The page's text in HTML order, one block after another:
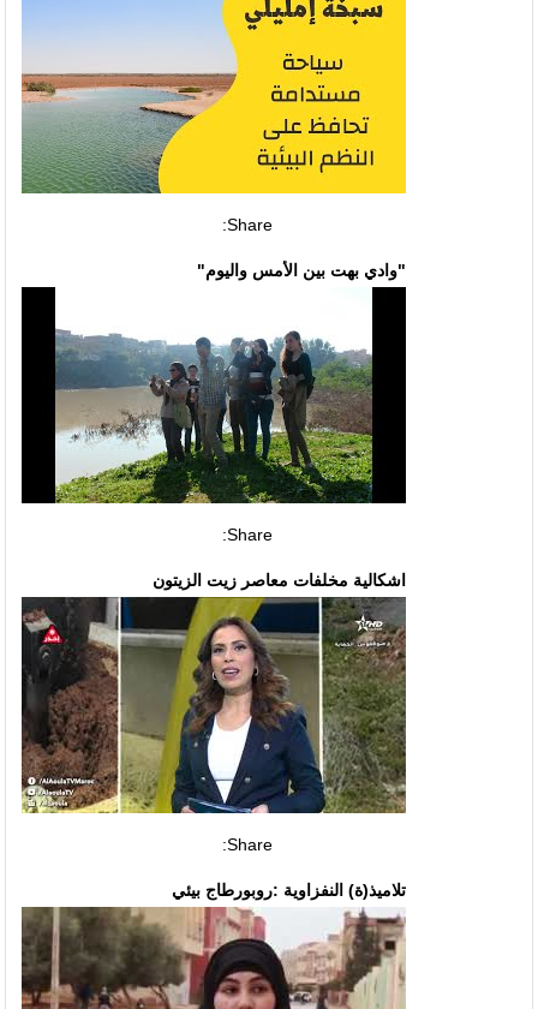
Share:
"وادي بهت بين الأمس واليوم"
Share:
اشكالية مخلفات معاصر زيت الزيتون
Share:
تلاميذ(ة) النفزاوية :روبورطاج بيئي